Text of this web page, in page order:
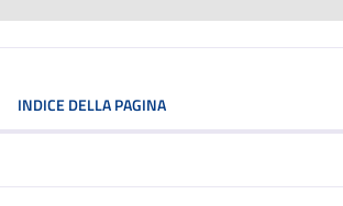
INDICE DELLA PAGINA